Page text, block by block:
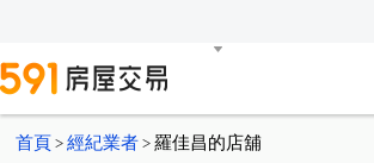
首頁 > 經紀業者 > 羅佳昌的店舖